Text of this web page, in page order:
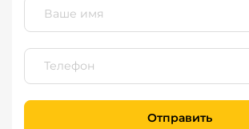
Отправить